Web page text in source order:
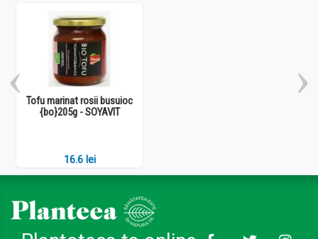
Tofu marinat rosii busuioc
{bo}205g - SOYAVIT
16.6 lei